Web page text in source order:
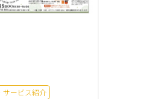
サービス紹介